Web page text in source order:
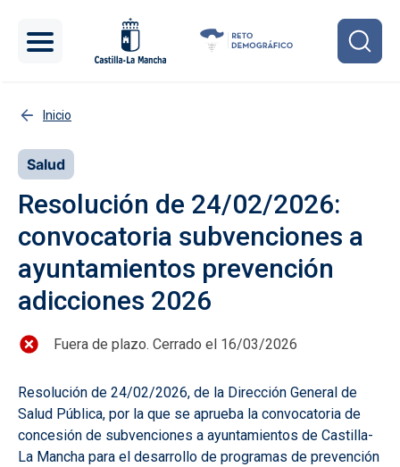
Inicio
Salud
Resolución de 24/02/2026:
convocatoria subvenciones a
ayuntamientos prevención
adicciones 2026
Fuera de plazo. Cerrado el 16/03/2026
Resolución de 24/02/2026, de la Dirección General de
Salud Pública, por la que se aprueba la convocatoria de
concesión de subvenciones a ayuntamientos de Castilla-
La Mancha para el desarrollo de programas de prevención